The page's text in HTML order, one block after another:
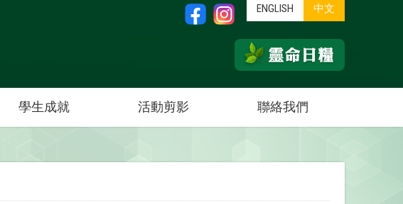
ENGLISH 中文
學生成就 活動剪影 聯絡我們